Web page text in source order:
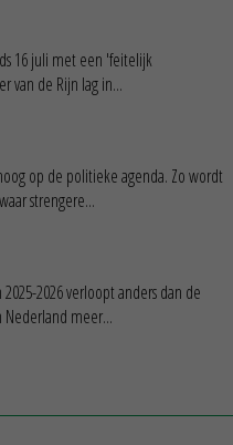
16 juli met een 'feitelijk
van de Rijn lag in...
op de politieke agenda. Zo wordt
strengere...
2026 verloopt anders dan de
meer...